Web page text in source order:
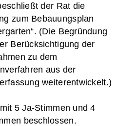
der Rat die
zum Bebauungsplan
(Die Begründung
Berücksichtigung der
zu dem
aus der
weiterentwickelt.)
5 Ja-Stimmen und 4
beschlossen.